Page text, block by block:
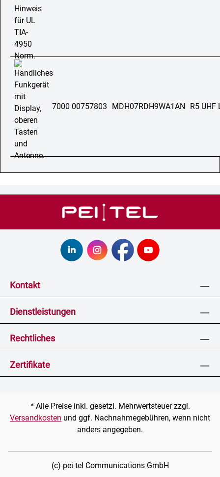
7000 00757803 MDH07RDH9WA1AN R5 UHF
Kontakt
Dienstleistungen
Rechtliches
Zertifikate
* Alle Preise inkl. gesetzl. Mehrwertsteuer zzgl.
Versandkosten und ggf. Nachnahmegebühren, wenn nicht
anders angegeben.
(c) pei tel Communications GmbH